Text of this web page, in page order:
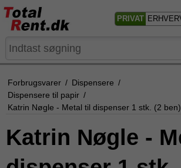
PRIVAT
Forbrugsvarer / Dispensere /
Dispensere til papir /
Katrin Nøgle - Metal til dispenser 1 stk. (2 ben)
Katrin Nøgle -